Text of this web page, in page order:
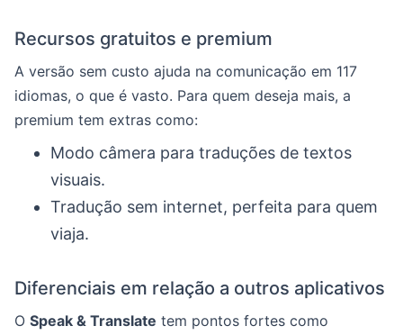
Recursos gratuitos e premium
A versão sem custo ajuda na comunicação em 117
idiomas, o que é vasto. Para quem deseja mais, a
premium tem extras como:
Modo câmera para traduções de textos
visuais.
Tradução sem internet, perfeita para quem
viaja.
Diferenciais em relação a outros aplicativos
O Speak & Translate tem pontos fortes como